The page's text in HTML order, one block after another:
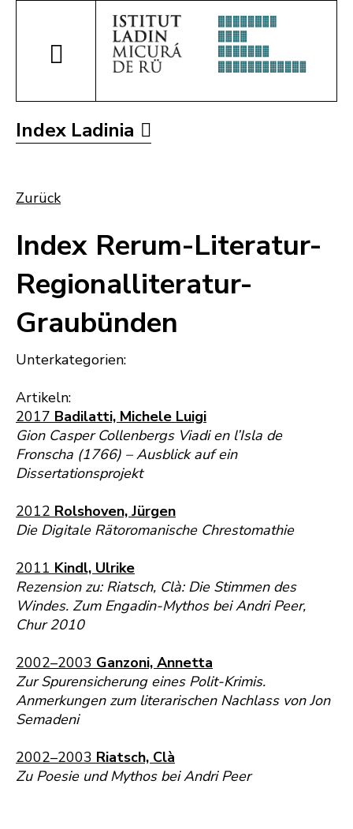
Index Ladinia
Zurück
Index Rerum-Literatur-
Regionalliteratur-
Graubünden
Unterkategorien:
Artikeln:
2017 Badilatti, Michele Luigi
Gion Casper Collenbergs Viadi en l’Isla de
Fronscha (1766) – Ausblick auf ein
Dissertationsprojekt
2012 Rolshoven, Jürgen
Die Digitale Rätoromanische Chrestomathie
2011 Kindl, Ulrike
Rezension zu: Riatsch, Clà: Die Stimmen des
Windes. Zum Engadin-Mythos bei Andri Peer,
Chur 2010
2002–2003 Ganzoni, Annetta
Zur Spurensicherung eines Polit-Krimis.
Anmerkungen zum literarischen Nachlass von Jon
Semadeni
2002–2003 Riatsch, Clà
Zu Poesie und Mythos bei Andri Peer